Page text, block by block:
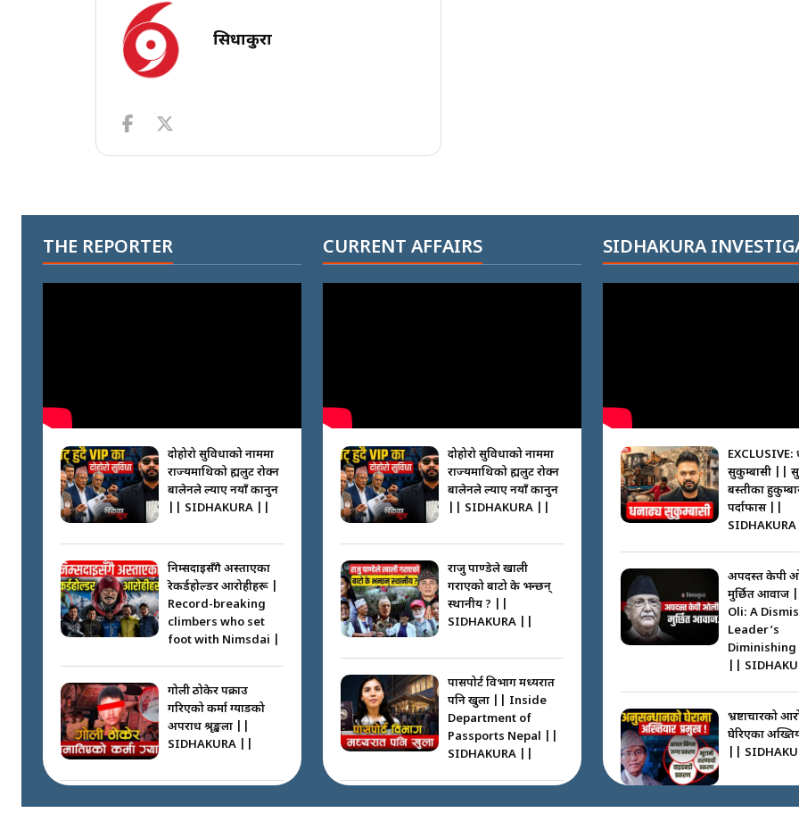
सिधाकुरा
THE REPORTER
दोहोरो सुविधाको नाममा
राज्यमाथिको ब्रह्मलुट रोक्न
बालेनले ल्याए नयाँ कानुन
|| SIDHAKURA ||
निम्सदाइसँगै अस्ताएका
रेकर्डहोल्डर आरोहीहरू |
Record-breaking
climbers who set
foot with Nimsdai |
गोली ठोकेर पक्राउ
गरिएको कर्मा ग्याङको
अपराध श्रृङ्खला ||
SIDHAKURA ||
नभाँडिएको सद्भाव :
CURRENT AFFAIRS
दोहोरो सुविधाको नाममा
राज्यमाथिको ब्रह्मलुट रोक्न
बालेनले ल्याए नयाँ कानुन
|| SIDHAKURA ||
राजु पाण्डेले खाली
गराएको बाटो के भन्छन्
स्थानीय ? ||
SIDHAKURA ||
पासपोर्ट विभाग मध्यरात
पनि खुला || Inside
Department of
Passports Nepal ||
SIDHAKURA ||
कहाँ हरायो ग्यास ? ||
SIDHAKURA
EXCLUSIVE:
सुकुम्बासी ||
बस्तीका
पर्दाफास ||
SIDHAKURA
अपदस्त केपी
मुर्छित आवाज
Oli: A
Leader’s
Diminishing
||
भ्रष्टाचारको
घेरिएका
||